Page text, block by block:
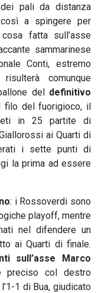
dei pali da distanza
a spingere per
fatta sull’asse
sammarinese
Conti, estremo
comunque
del definitivo
filo del fuorigioco, il
in 25 partite di
ai Quarti di
i sette punti di
la prima ad essere
: i Rossoverdi sono
playoff, mentre
nel difendere un
ai Quarti di finale.
sull’asse Marco
preciso col destro
1 di Bua, giudicato